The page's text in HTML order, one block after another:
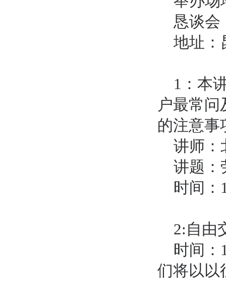
恳谈会
地址：
1 ：本
户最常
的注意事
讲师
讲题：
时间：
2: 自由
时间：
们将以以